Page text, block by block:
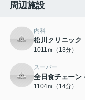
周辺施設
内科
松川クリニック
1011ｍ（13分）
スーパー
全日食チェーン
1104ｍ（14分）